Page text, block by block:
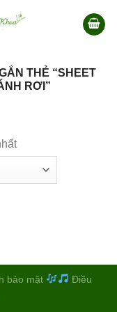
THẺ “SHEET
RƠI”
bảo mật
Điều